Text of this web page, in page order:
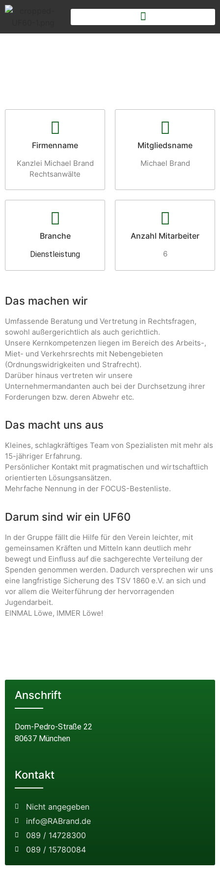
Firmenname
Kanzlei Michael Brand
Rechtsanwälte
Mitgliedsname
Michael Brand
Branche
Dienstleistung
Anzahl Mitarbeiter
6
Das machen wir
Umfassende Beratung und Vertretung in Rechtsfragen,
sowohl außergerichtlich als auch gerichtlich.
Unsere Kernkompetenzen liegen im Bereich des Arbeits-,
Miet- und Verkehrsrechts mit Nebengebieten
(Ordnungswidrigkeiten und Strafrecht).
Darüber hinaus vertreten wir unsere
Unternehmermandanten auch bei der Durchsetzung ihrer
Forderungen bzw. deren Abwehr etc.
Das macht uns aus
Kleines, schlagkräftiges Team von Spezialisten mit mehr als
15-jähriger Erfahrung.
Persönlicher Kontakt mit pragmatischen und wirtschaftlich
orientierten Lösungsansätzen.
Mehrfache Nennung in der FOCUS-Bestenliste.
Darum sind wir ein UF60
In der Gruppe fällt die Hilfe für den Verein leichter, mit
gemeinsamen Kräften und Mitteln kann deutlich mehr
bewegt und Einfluss auf die sachgerechte Verteilung der
Spenden genommen werden. Dadurch versprechen wir uns
eine langfristige Sicherung des TSV 1860 e.V. an sich und
vor allem die Weiterführung der hervorragenden
Jugendarbeit.
EINMAL Löwe, IMMER Löwe!
Anschrift
Dom-Pedro-Straße 22
80637 München
Kontakt
Nicht angegeben
info@RABrand.de
089 / 14728300
089 / 15780084